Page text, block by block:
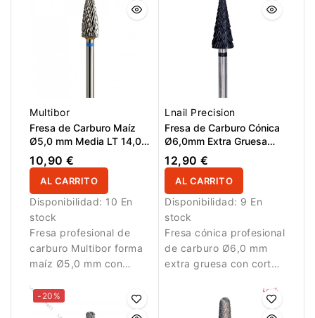
Multibor
Fresa de Carburo Maíz
Ø5,0 mm Media LT 14,0
mm
10,90 €
AL CARRITO
Disponibilidad: 10 En
stock
Fresa profesional de
carburo Multibor forma
maíz Ø5,0 mm con
LT 14,0 mm para
retirada, corrección y
Lnail Precision
Fresa de Carburo Cónica
Ø6,0mm Extra Gruesa
DLC Corte Cruzado Super
Cut LT 14,6mm
12,90 €
AL CARRITO
Disponibilidad: 9 En
stock
Fresa cónica profesional
de carburo Ø6,0 mm
extra gruesa con corte
recubrimiento DLC y AL
14,6 mm. Diseñada para
-20%